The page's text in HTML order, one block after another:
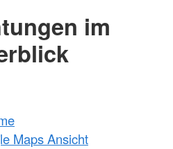
im
Maps Ansicht